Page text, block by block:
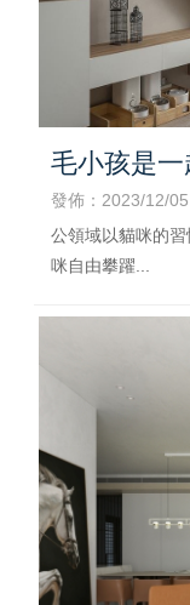
毛小孩是
台中寵物宅
發佈：2023/12/05
公領域以貓咪的
咪自由攀躍...